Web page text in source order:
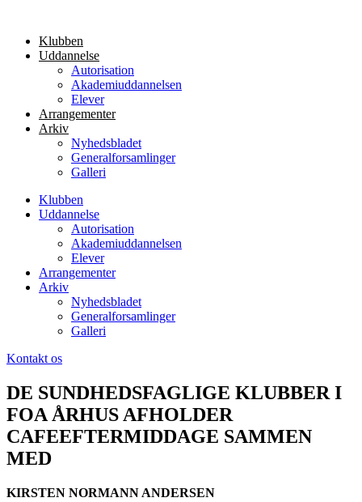
indholdKlubben
Uddannelse
Autorisation
Akademiuddannelsen
Elever
Arrangementer
Arkiv
Nyhedsbladet
Generalforsamlinger
Galleri
Klubben
Uddannelse
Autorisation
Akademiuddannelsen
Elever
Arrangementer
Arkiv
Nyhedsbladet
Generalforsamlinger
Galleri
Kontakt os
DE SUNDHEDSFAGLIGE KLUBBER I
FOA ÅRHUS AFHOLDER
CAFEEFTERMIDDAGE SAMMEN
MED
KIRSTEN NORMANN ANDERSEN